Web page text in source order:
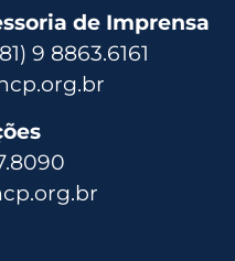
de Imprensa
9 8863.6161